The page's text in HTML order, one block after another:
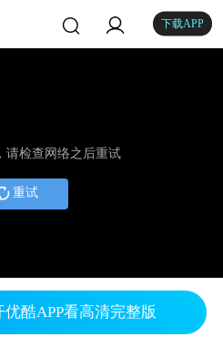
下载APP
请检查网络之后重试
重试
酷APP看高清完整版